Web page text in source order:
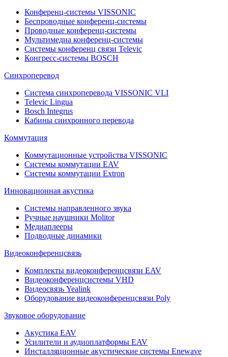
Конференц-системы VISSONIC
Беспроводные конференц-системы
Проводные конференц-системы
Мультимедиа конференц-системы
Системы конференц связи Televic
Конгресс-системы BOSCH
Синхроперевод
Система синхроперевода VISSONIC VLI
Televic Lingua
Bosch Integrus
Кабины синхронного перевода
Коммутация
Коммутационные устройства VISSONIC
Системы коммутации EAV
Системы коммутации Extron
Инновационная акустика
Системы направленного звука
Ручные наушники Molitor
Медиаплееры
Подводные динамики
Видеоконференцсвязь
Комплекты видеоконференцсвязи EAV
Видеоконференцсистемы VHD
Видеосвязь Yealink
Оборудование видеоконференцсвязи Poly
Звуковое оборудование
Акустика EAV
Усилители и аудиоплатформы EAV
Инсталляционные акустические системы Enewave